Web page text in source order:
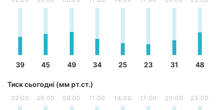
39 45 49 34 25 23 31 48
Тиск сьогодні (мм рт.ст.)
02:00 05:00 08:00 11:00 14:00 17:00 20:00 23:00